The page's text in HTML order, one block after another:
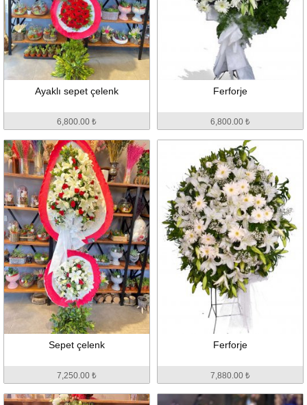
Ayaklı sepet çelenk
6,800.00 ₺
Ferforje
6,800.00 ₺
Sepet çelenk
7,250.00 ₺
Ferforje
7,880.00 ₺